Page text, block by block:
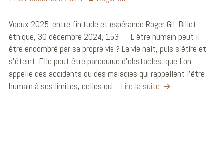
Voeux 2025: entre finitude et espérance Roger Gil. Billet
éthique, 30 décembre 2024, 153 L’être humain peut-il
être encombré par sa propre vie ? La vie naît, puis s’étire et
s’éteint. Elle peut être parcourue d’obstacles, que l’on
appelle des accidents ou des maladies qui rappellent l’être
humain à ses limites, celles qui… Lire la suite